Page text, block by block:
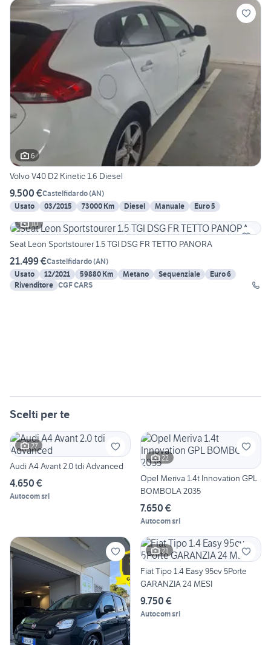
6
Volvo V40 D2 Kinetic 1.6 Diesel
9.500 €Castelfidardo(AN)
Usato
03/2015 73000 Km Diesel Manuale
Euro 5
10
Seat Leon Sportstourer 1.5 TGI DSG FR TETTO PANORA
21.499 €Castelfidardo(AN)
Usato
12/2021 59880 Km Metano Sequenziale
Euro 6
Rivenditore CGF CARS
Scelti per te
27
Audi A4 Avant 2.0 tdi Advanced
4.650 €
Autocom srl
22
Opel Meriva 1.4t Innovation GPL
BOMBOLA 2035
7.650 €
Autocom srl
21
Fiat Tipo 1.4 Easy 95cv 5Porte
GARANZIA 24 MESI
9.750 €
Autocom srl